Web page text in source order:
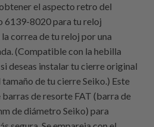
el aspecto retro del
6139-8020 para tu reloj
correa de tu reloj por una
(Compatible con la hebilla
deseas instalar tu cierre original
de tu cierre Seiko.) Este
de resorte FAT (barra de
de diámetro Seiko) para